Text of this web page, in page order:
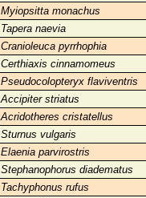
Myiopsitta monachus
Tapera naevia
Cranioleuca pyrrhophia
Certhiaxis cinnamomeus
Pseudocolopteryx flaviventris
Accipiter striatus
Acridotheres cristatellus
Sturnus vulgaris
Elaenia parvirostris
Stephanophorus diadematus
Tachyphonus rufus